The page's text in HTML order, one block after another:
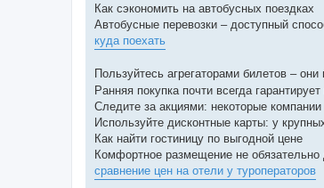
Как сэкономить на автобусных поездках
Автобусные перевозки – доступный
куда поехать
Пользуйтесь агрегаторами билетов –
Ранняя покупка почти всегда гарантирует
Следите за акциями: некоторые
Используйте дисконтные карты: у
Как найти гостиницу по выгодной цене
Комфортное размещение не обязательно
сравнение цен на отели у туроператоров